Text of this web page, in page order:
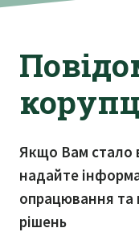
Якщо Вам стало
надайте
опрацювання та
рішень